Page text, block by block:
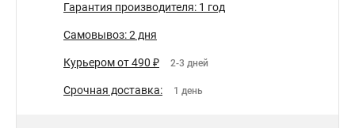
Гарантия производителя: 1 год
Самовывоз: 2 дня
Курьером от 490 ₽ 2-3 дней
Срочная доставка: 1 день